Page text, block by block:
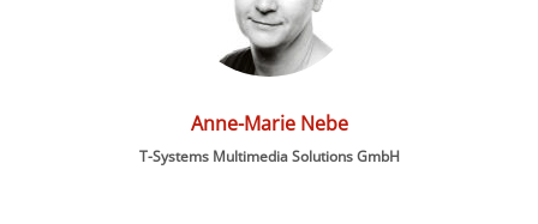
Anne-Marie Nebe
T-Systems Multimedia Solutions GmbH